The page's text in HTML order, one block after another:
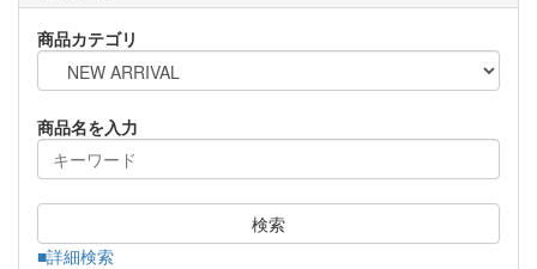
商品カテゴリ
商品名を入力
検索
■詳細検索